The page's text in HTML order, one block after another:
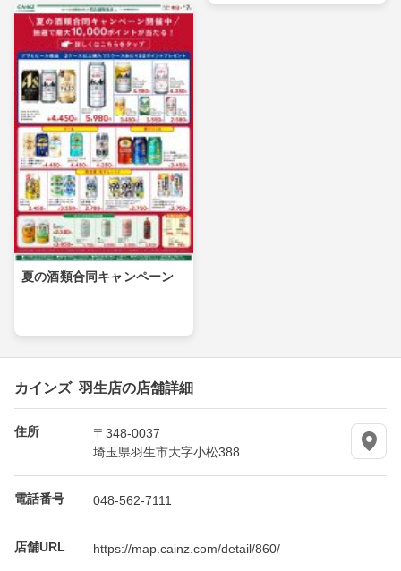
夏の酒類合同キャンペーン
カインズ 羽生店の店舗詳細
住所
〒348-0037
埼玉県羽生市大字小松388
電話番号 048-562-7111
店舗URL https://map.cainz.com/detail/860/